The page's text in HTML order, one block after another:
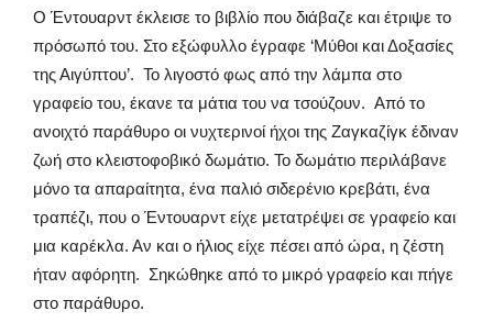
Ο Έντουαρντ έκλεισε το βιβλίο που διάβαζε και έτριψε το
πρόσωπό του. Στο εξώφυλλο έγραφε ‘Μύθοι και Δοξασίες
της Αιγύπτου’. Το λιγοστό φως από την λάμπα στο
γραφείο του, έκανε τα μάτια του να τσούζουν. Από το
ανοιχτό παράθυρο οι νυχτερινοί ήχοι της Ζαγκαζίγκ έδιναν
ζωή στο κλειστοφοβικό δωμάτιο. Το δωμάτιο περιλάβανε
μόνο τα απαραίτητα, ένα παλιό σιδερένιο κρεβάτι, ένα
τραπέζι, που ο Έντουαρντ είχε μετατρέψει σε γραφείο και
μια καρέκλα. Αν και ο ήλιος είχε πέσει από ώρα, η ζέστη
ήταν αφόρητη. Σηκώθηκε από το μικρό γραφείο και πήγε
στο παράθυρο.